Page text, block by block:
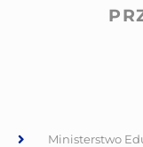
Ministerstwo